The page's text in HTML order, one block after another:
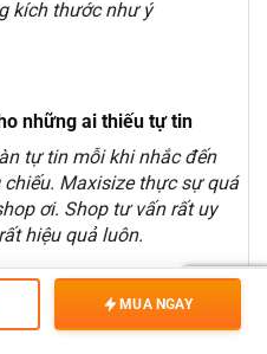
kích thước như ý
những ai thiếu tự tin
tự tin mỗi khi nhắc đến
Maxisize thực sự quá
ơi. Shop tư vấn rất uy
hiệu quả luôn.
MUA NGAY